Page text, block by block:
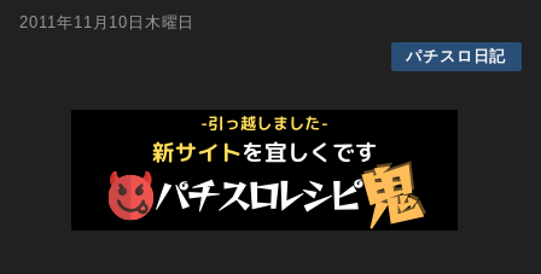
2011年11月10日木曜日
パチスロ日記